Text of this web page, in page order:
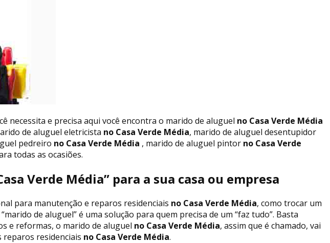
necessita e precisa aqui você encontra o marido de aluguel no Casa Verde Média
de aluguel eletricista no Casa Verde Média, marido de aluguel desentupidor
pedreiro no Casa Verde Média , marido de aluguel pintor no Casa Verde
todas as ocasiões.
Verde Média” para a sua casa ou empresa
para manutenção e reparos residenciais no Casa Verde Média, como trocar um
de aluguel” é uma solução para quem precisa de um “faz tudo”. Basta
e reformas, o marido de aluguel no Casa Verde Média, assim que é chamado, vai
reparos residenciais no Casa Verde Média.